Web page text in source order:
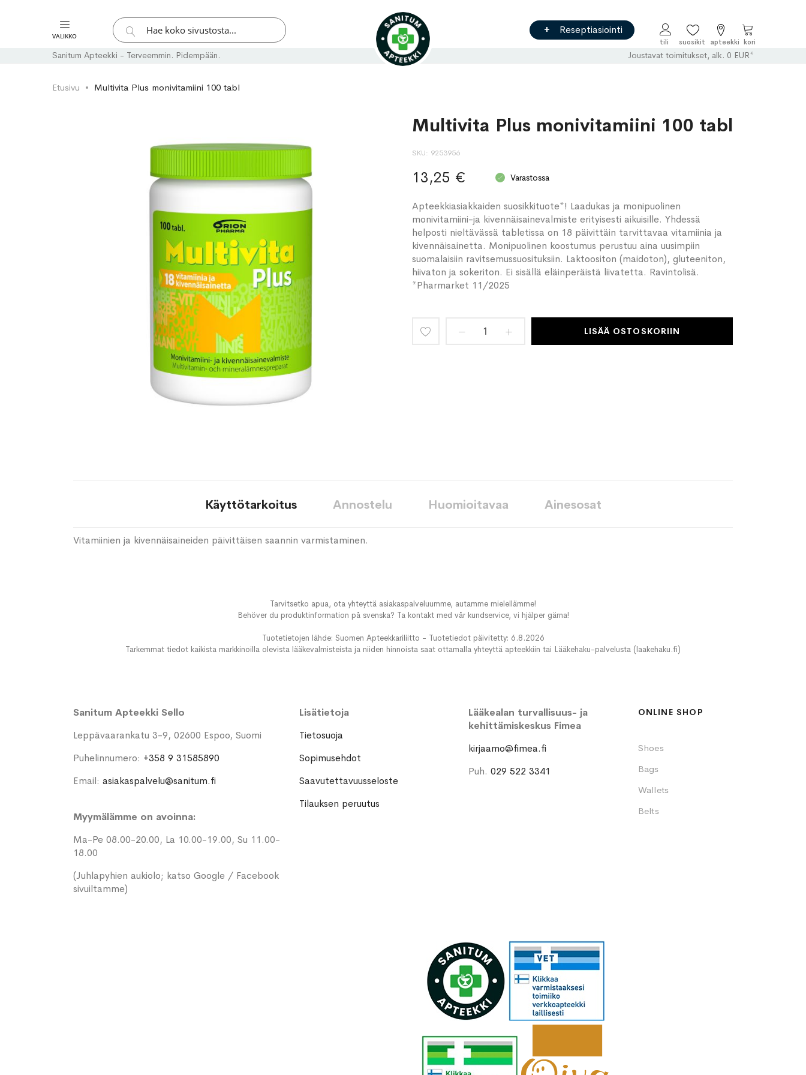
VALIKKO
Hae
Hae
Reseptiasiointi
Ostoskori
Sanitum Apteekki - Terveemmin. Pidempään. Joustavat toimitukset, alk. 0 EUR*
Etusivu Multivita Plus monivitamiini 100 tabl
Multivita Plus monivitamiini 100 tabl
SKU 9253956
13,25 € Varastossa
Apteekkiasiakkaiden suosikkituote*! Laadukas ja monipuolinen
monivitamiini-ja kivennäisainevalmiste erityisesti aikuisille. Yhdessä
helposti nieltävässä tabletissa on 18 päivittäin tarvittavaa vitamiinia ja
kivennäisainetta. Monipuolinen koostumus perustuu aina uusimpiin
suomalaisiin ravitsemussuosituksiin. Laktoositon (maidoton), gluteeniton,
hiivaton ja sokeriton. Ei sisällä eläinperäistä liivatetta. Ravintolisä.
*Pharmarket 11/2025
LISÄÄ OSTOSKORIIN
Käyttötarkoitus
Vitamiinien ja kivennäisaineiden päivittäisen saannin varmistaminen.
Annostelu Huomioitavaa Ainesosat
Tarvitsetko apua, ota yhteyttä asiakaspalveluumme, autamme mielellämme!
Behöver du produktinformation på svenska? Ta kontakt med vår kundservice, vi hjälper gärna!
Tuotetietojen lähde: Suomen Apteekkariliitto - Tuotetiedot päivitetty: 6.8.2026
Tarkemmat tiedot kaikista markkinoilla olevista lääkevalmisteista ja niiden hinnoista saat ottamalla yhteyttä apteekkiin tai Lääkehaku-palvelusta (laakehaku.fi)
Sanitum Apteekki Sello
Leppävaarankatu 3-9, 02600 Espoo, Suomi
Puhelinnumero: +358 9 31585890
Email: asiakaspalvelu@sanitum.fi
Myymälämme on avoinna:
Ma-Pe 08.00-20.00, La 10.00-19.00, Su 11.00-
18.00
(Juhlapyhien aukiolo; katso Google / Facebook
sivuiltamme)
Lisätietoja
Tietosuoja
Sopimusehdot
Saavutettavuusseloste
Tilauksen peruutus
Lääkealan turvallisuus- ja
kehittämiskeskus Fimea
kirjaamo@fimea.fi
Puh.029 522 3341
ONLINE SHOP
Shoes
Bags
Wallets
Belts